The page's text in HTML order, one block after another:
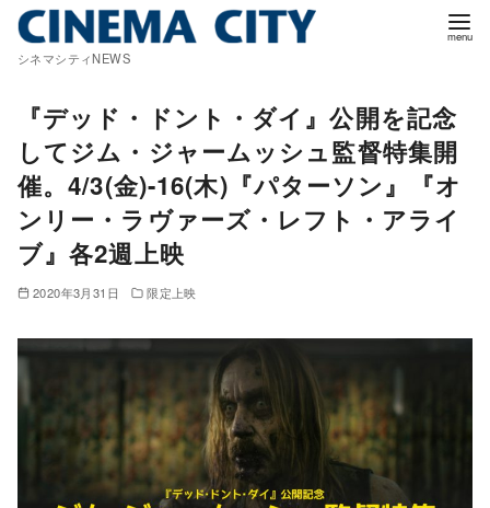
シネマシティNEWS
『デッド・ドント・ダイ』公開を記念
してジム・ジャームッシュ監督特集開
催。4/3(金)-16(木)『パターソン』『オ
ンリー・ラヴァーズ・レフト・アライ
ブ』各2週上映
2020年3月31日 限定上映